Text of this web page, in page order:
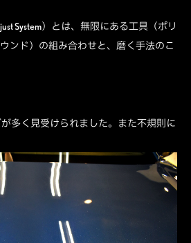
System）とは、無限にある工具（ポリ
ンド）の組み合わせと、磨く手法のこ
多く見受けられました。また不規則に